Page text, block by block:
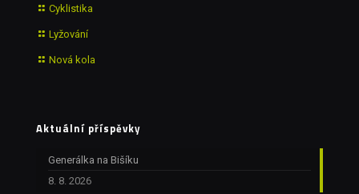
Cyklistika
Lyžování
Nová kola
Aktuální příspěvky
Generálka na Bišíku
8. 8. 2026